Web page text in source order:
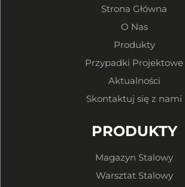
Strona Główna
O Nas
Produkty
Przypadki Projektowe
Aktualności
Skontaktuj się z nami
PRODUKTY
Magazyn Stalowy
Warsztat Stalowy